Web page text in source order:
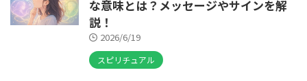
な意味とは？メッセージやサインを解
説！
2026/6/19
スピリチュアル